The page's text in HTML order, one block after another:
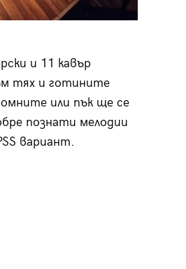
и 11 кавър
тях и готините
или пък ще се
познати мелодии
вариант.